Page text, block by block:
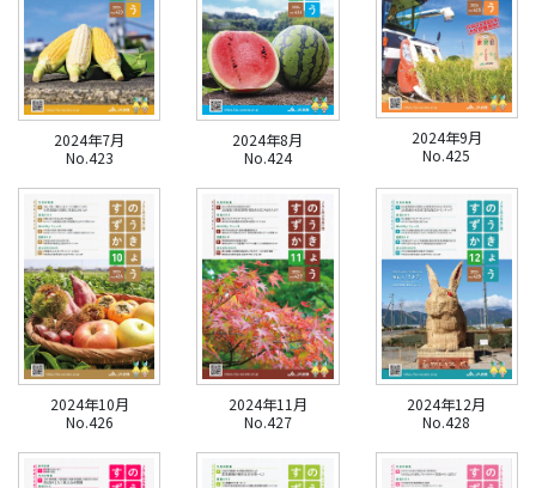
2024年7月
No.423
2024年8月
No.424
2024年9月
No.425
2024年10月
No.426
2024年11月
No.427
2024年12月
No.428